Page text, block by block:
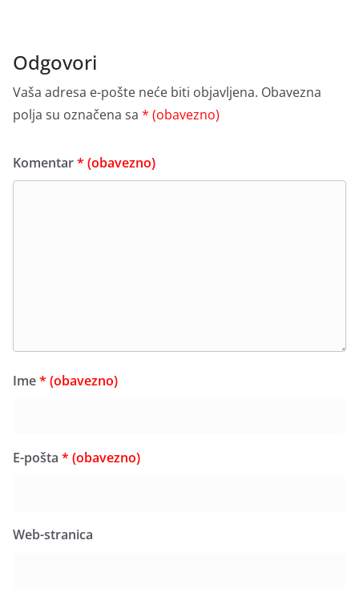
Odgovori
Vaša adresa e-pošte neće biti objavljena. Obavezna
polja su označena sa * (obavezno)
Komentar* (obavezno)
Ime* (obavezno)
E-pošta * (obavezno)
Web-stranica